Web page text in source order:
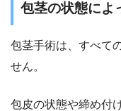
包茎の状態によ
包茎手術は、すべて
せん。
包皮の状態や締め付